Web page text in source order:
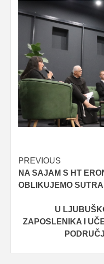
Post
navigation
PREVIOUS
NA SAJAM S HT
OBLIKUJEMO
U
ZAPOSLENIKA I